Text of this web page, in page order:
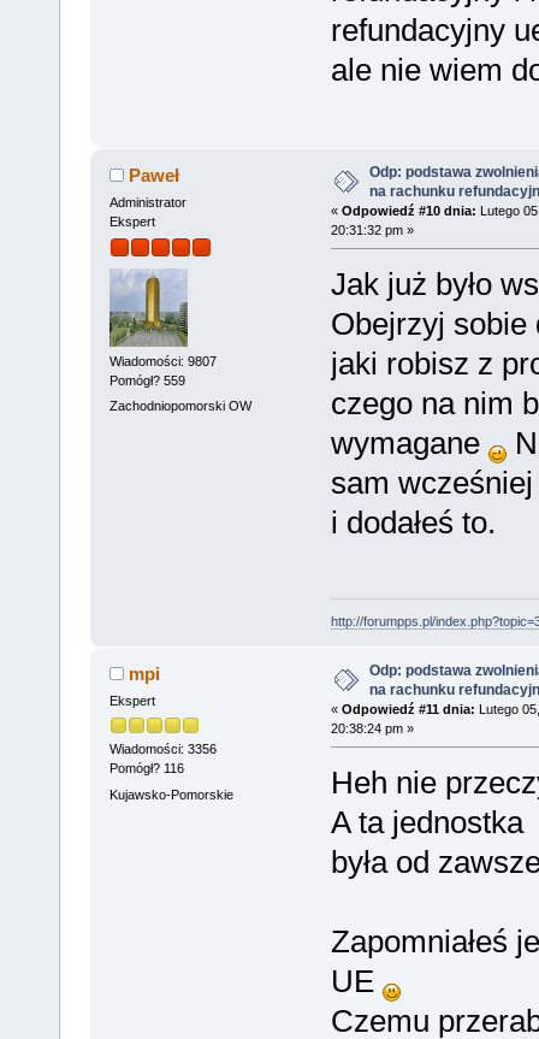
refundacyjny
ale nie wiem
Paweł
Administrator
Ekspert
Wiadomości: 9807
Pomógł? 559
Zachodniopomorski OW
Odp: podstawa
na rachunku
« Odpowiedź #10 dnia: Lutego
20:31:32 pm »
Jak już było
Obejrzyj sobie
jaki robisz z
czego na nim
wymagane
sam wcześniej
i dodałeś to.
http://forumpps.pl/
mpi
Ekspert
Wiadomości: 3356
Pomógł? 116
Kujawsko-Pomorskie
Odp: podstawa
na rachunku
« Odpowiedź #11 dnia: Lutego
20:38:24 pm »
Heh nie
A ta
była od
Zapomniałeś
UE
Czemu